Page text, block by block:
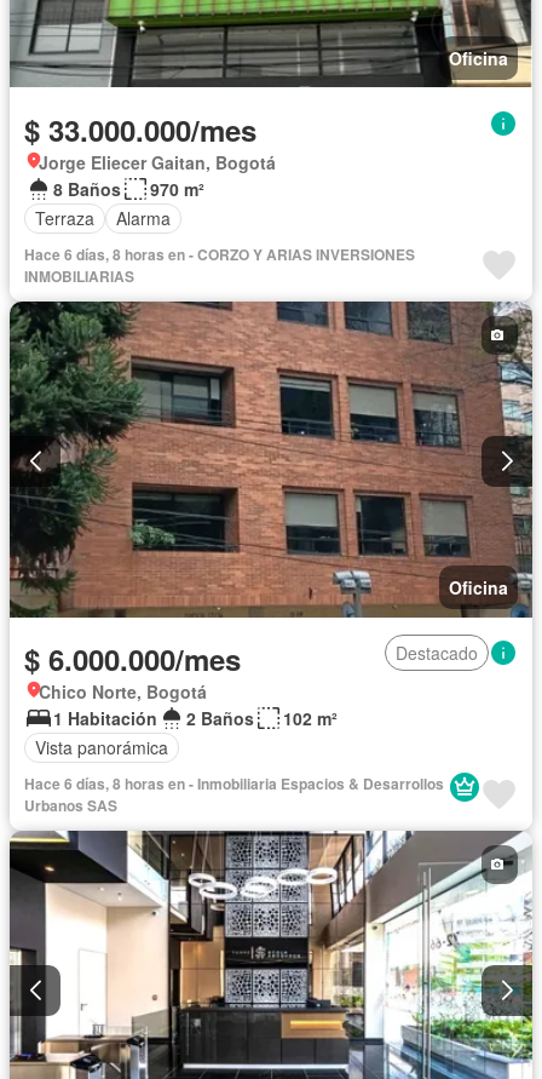
Oficina
$ 33.000.000/mes
Jorge Eliecer Gaitan, Bogotá
8 Baños
970 m²
Terraza
Alarma
Hace 6 días, 8 horas en - CORZO Y ARIAS INVERSIONES
INMOBILIARIAS
Oficina
$ 6.000.000/mes
Destacado
Chico Norte, Bogotá
1 Habitación
2 Baños
102 m²
Vista panorámica
Hace 6 días, 8 horas en - Inmobiliaria Espacios & Desarrollos
Urbanos SAS